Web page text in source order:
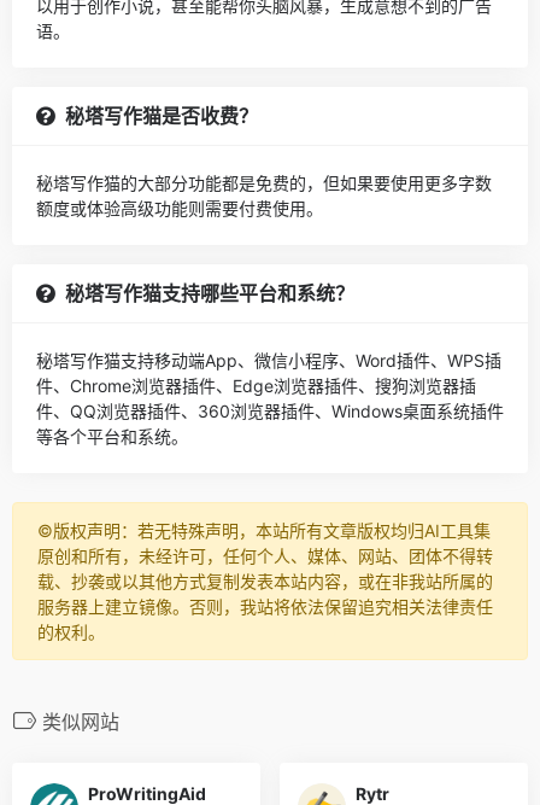
以用于创作小说，甚至能帮你头脑风暴，生成意想不到的广告
语。
秘塔写作猫是否收费？
秘塔写作猫的大部分功能都是免费的，但如果要使用更多字数
额度或体验高级功能则需要付费使用。
秘塔写作猫支持哪些平台和系统？
秘塔写作猫支持移动端App、微信小程序、Word插件、WPS插
件、Chrome浏览器插件、Edge浏览器插件、搜狗浏览器插
件、QQ浏览器插件、360浏览器插件、Windows桌面系统插件
等各个平台和系统。
©️版权声明：若无特殊声明，本站所有文章版权均归AI工具集
原创和所有，未经许可，任何个人、媒体、网站、团体不得转
载、抄袭或以其他方式复制发表本站内容，或在非我站所属的
服务器上建立镜像。否则，我站将依法保留追究相关法律责任
的权利。
类似网站
ProWritingAid Rytr